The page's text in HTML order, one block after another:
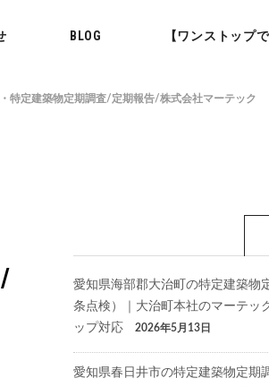
BLOG 【ワンストップ
特定建築物定期調査/定期報告/株式会社マーテック
愛知県海部郡大治町の特定建築物
条点検）｜大治町本社のマーテッ
ップ対応
2026年5月13日
愛知県春日井市の特定建築物定期